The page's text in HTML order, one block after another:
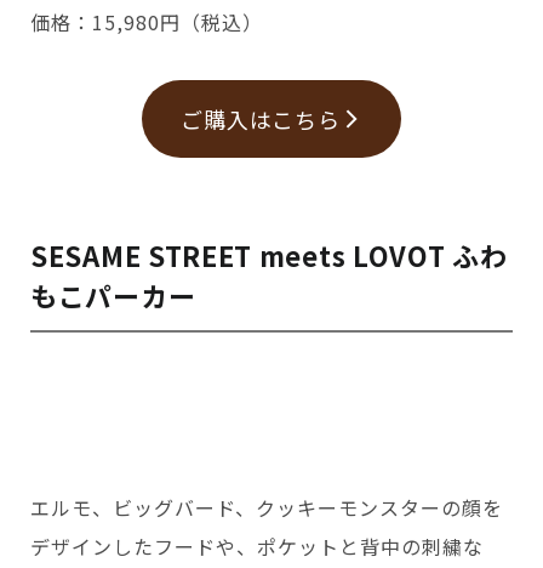
価格：15,980円（税込）
ご購入はこちら
SESAME STREET meets LOVOT ふわ
もこパーカー
エルモ、ビッグバード、クッキーモンスターの顔を
デザインしたフードや、ポケットと背中の刺繍な